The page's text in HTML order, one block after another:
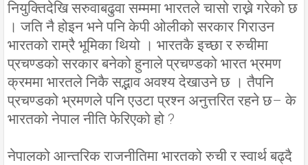
नियुक्तिदेखि सरुवाबढुवा सम्ममा भारतले चासो राख्ने गरेको छ
। जति नै होइन भने पनि केपी ओलीको सरकार गिराउन
भारतको राम्रै भूमिका थियो । भारतकै इच्छा र रुचीमा
प्रचण्डको सरकार बनेको हुनाले प्रचण्डको भारत भ्रमण
क्रममा भारतले निकै सद्भाव अवश्य देखाउने छ । तैपनि
प्रचण्डको भ्रमणले पनि एउटा प्रश्न अनुत्तरित रहने छ– के
भारतको नेपाल नीति फेरिएको हो ?
नेपालको आन्तरिक राजनीतिमा भारतको रुची र स्वार्थ बढ्दै